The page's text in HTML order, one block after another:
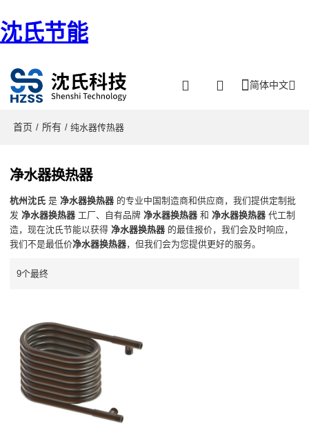
沈氏节能
简体中文
首页 / 所有 / 纯水器传热器
净水器换热器
杭州沈氏 是 净水器换热器 的专业中国制造商和供应商，我们提供定制批
发 净水器换热器 工厂、自有品牌 净水器换热器 和 净水器换热器 代工制
造，现在沈氏节能以获得 净水器换热器 的最佳报价，我们会及时响应，
我们不是最低价净水器换热器，但我们会为您提供更好的服务。
9个最终